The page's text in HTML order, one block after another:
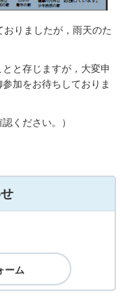
りましたが，雨天のた
と存じますが，大変申
加をお待ちしておりま
ください。）